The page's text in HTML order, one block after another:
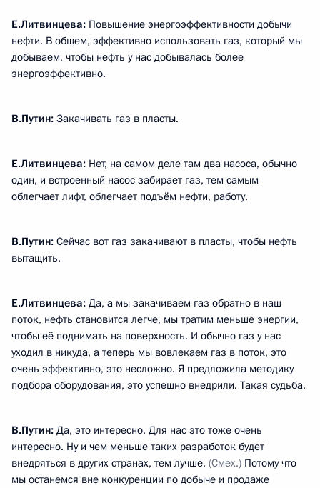
Е.Литвинцева: Повышение энергоэффективности добычи
нефти. В общем, эффективно использовать газ, который мы
добываем, чтобы нефть у нас добывалась более
энергоэффективно.
В.Путин: Закачивать газ в пласты.
Е.Литвинцева: Нет, на самом деле там два насоса, обычно
один, и встроенный насос забирает газ, тем самым
облегчает лифт, облегчает подъём нефти, работу.
В.Путин: Сейчас вот газ закачивают в пласты, чтобы нефть
вытащить.
Е.Литвинцева: Да, а мы закачиваем газ обратно в наш
поток, нефть становится легче, мы тратим меньше энергии,
чтобы её поднимать на поверхность. И обычно газ у нас
уходил в никуда, а теперь мы вовлекаем газ в поток, это
очень эффективно, это несложно. Я предложила методику
подбора оборудования, это успешно внедрили. Такая судьба.
В.Путин: Да, это интересно. Для нас это тоже очень
интересно. Ну и чем меньше таких разработок будет
внедряться в других странах, тем лучше. (Смех.) Потому что
мы останемся вне конкуренции по добыче и продаже